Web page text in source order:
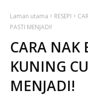
Laman utama RESEPI
PASTI MENJADI!
CARA NAK
KUNING
MENJADI!